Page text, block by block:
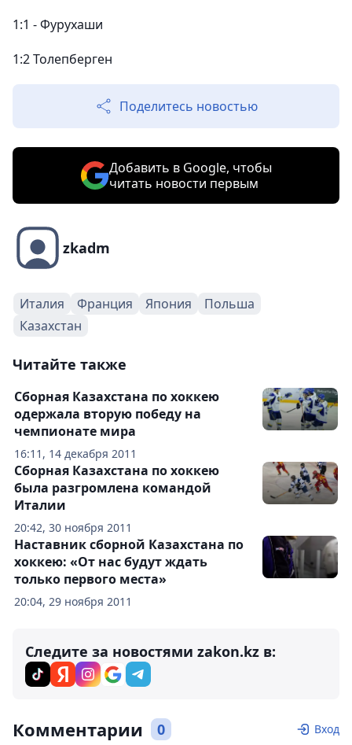
1:1 - Фурухаши
1:2 Толепберген
Поделитесь новостью
Добавить в Google, чтобы
читать новости первым
zkadm
Италия Франция Япония
Польша
Казахстан
Читайте также
16:11, 14 декабря 2011
Сборная Казахстана по хоккею
одержала вторую победу на
чемпионате мира
20:42, 30 ноября 2011
Сборная Казахстана по хоккею
была разгромлена командой
Италии
20:04, 29 ноября 2011
Наставник сборной Казахстана по
хоккею: «От нас будут ждать
только первого места»
Следите за новостями zakon.kz в:
Комментарии 0 Вход